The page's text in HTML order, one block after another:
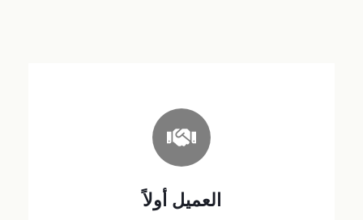
العميل أولاً
كماً وكيفاً
التعامل، من أول مكالمة حتى ختام الرحلة.